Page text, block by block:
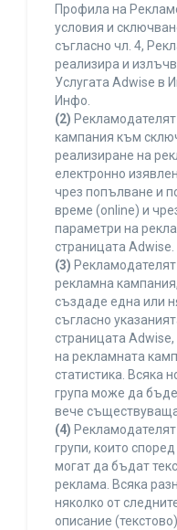
Профила на
условия и
съгласно чл. 4,
реализира и
Услугата Adwise в
Инфо.
(2)
кампания към
реализиране на
електронно
чрез попълване и
време (online) и
параметри на
страницата Adwise.
(3)
рекламна
създаде една или
съгласно
страницата
на рекламната
статистика. Всяка
група може да
вече
(4)
групи, които
могат да бъдат
реклама. Всяка
няколко от
описание